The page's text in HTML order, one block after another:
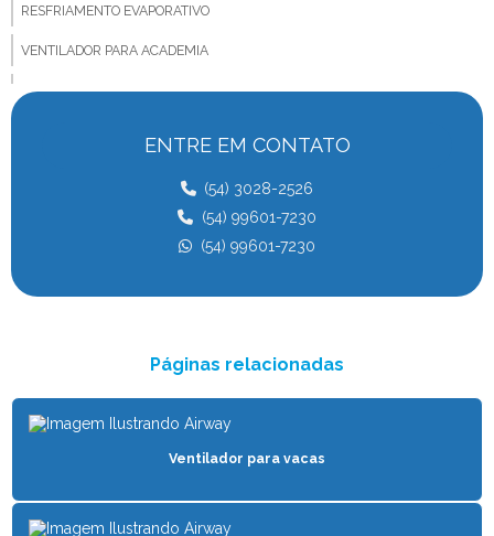
RESFRIAMENTO EVAPORATIVO
VENTILADOR PARA ACADEMIA
VENTILADOR PARA ANIMAIS
VENTILADOR COMPOST BARN
VENTILADOR PARA CONFINAMENTO
VENTILADOR PARA CONFORTO ANIMAL
VENTILADOR PARA GADO
VENTILADOR HVLS
ENTRE EM CONTATO
(54) 3028-2526
(54) 99601-7230
(54) 99601-7230
Páginas relacionadas
Ventilador para vacas